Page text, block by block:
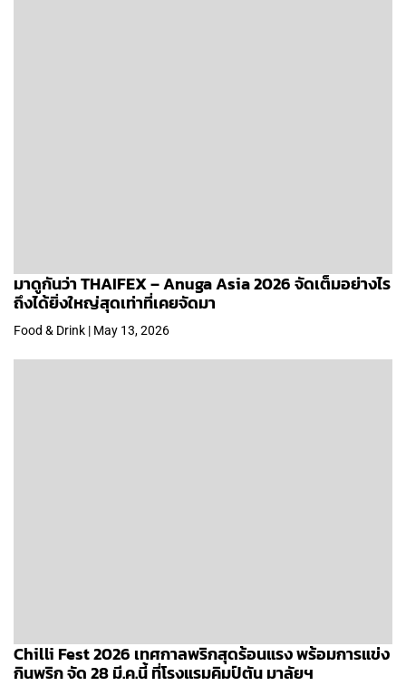
มาดูกันว่า THAIFEX – Anuga Asia 2026 จัดเต็มอย่างไร
ถึงได้ยิ่งใหญ่สุดเท่าที่เคยจัดมา
Food & Drink | May 13, 2026
Chilli Fest 2026 เทศกาลพริกสุดร้อนแรง พร้อมการแข่ง
กินพริก จัด 28 มี.ค.นี้ ที่โรงแรมคิมป์ตัน มาลัยฯ